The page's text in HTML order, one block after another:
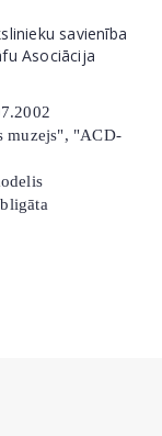
savienība
Asociācija
muzejs", "ACD-